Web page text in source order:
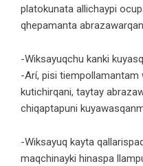
platokunata allichaypi
qhepamanta
-Wiksayuqchu kanki
-Arí, pisi tiempollamantam
kutichirqani, taytay
chiqaptapuni
-Wiksayuq kayta
maqchinayki hinaspa